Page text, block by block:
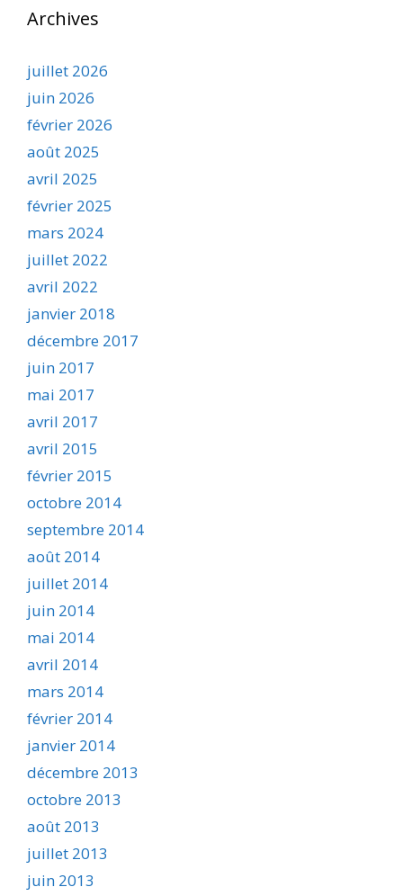
Archives
juillet 2026
juin 2026
février 2026
août 2025
avril 2025
février 2025
mars 2024
juillet 2022
avril 2022
janvier 2018
décembre 2017
juin 2017
mai 2017
avril 2017
avril 2015
février 2015
octobre 2014
septembre 2014
août 2014
juillet 2014
juin 2014
mai 2014
avril 2014
mars 2014
février 2014
janvier 2014
décembre 2013
octobre 2013
août 2013
juillet 2013
juin 2013